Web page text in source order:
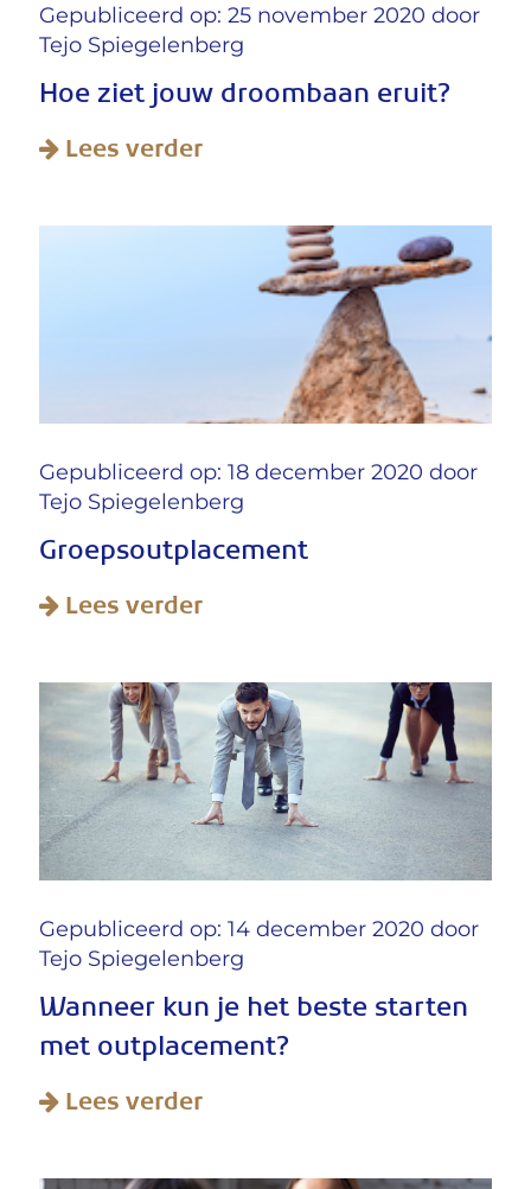
Gepubliceerd op: 25 november 2020 door
Tejo Spiegelenberg
Hoe ziet jouw droombaan eruit?
Lees verder
Gepubliceerd op: 18 december 2020 door
Tejo Spiegelenberg
Groepsoutplacement
Lees verder
Gepubliceerd op: 14 december 2020 door
Tejo Spiegelenberg
Wanneer kun je het beste starten
met outplacement?
Lees verder